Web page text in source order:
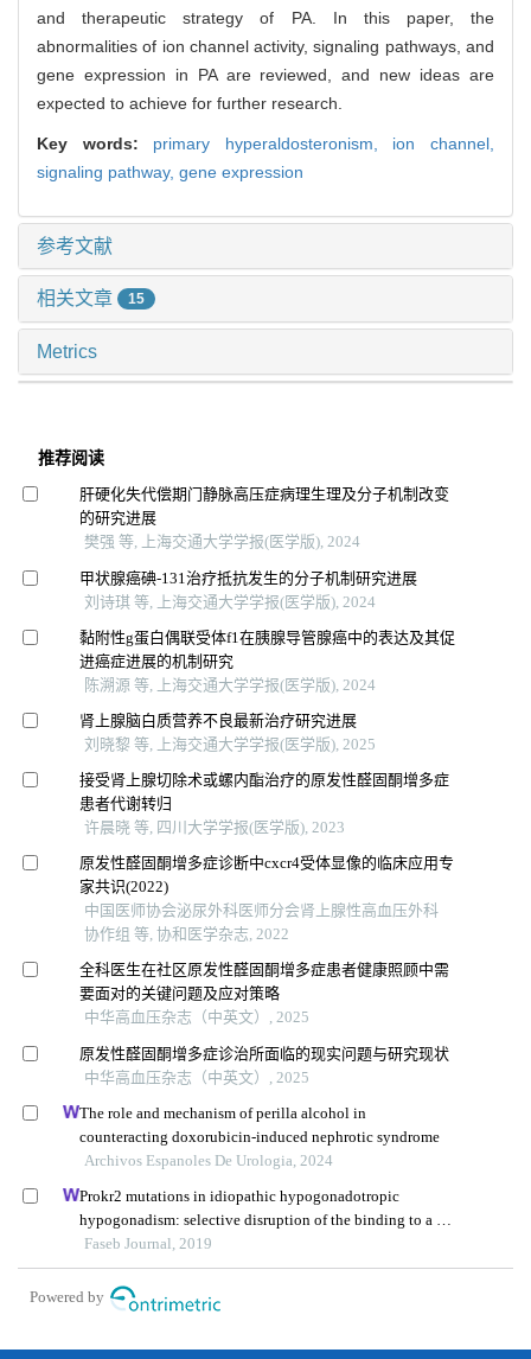
and therapeutic strategy of PA. In this paper, the
abnormalities of ion channel activity, signaling pathways, and
gene expression in PA are reviewed, and new ideas are
expected to achieve for further research.
Key words: primary hyperaldosteronism, ion channel,
signaling pathway, gene expression
参考文献
相关文章 15
Metrics
推荐阅读
肝硬化失代偿期门静脉高压症病理生理及分子机制改变
的研究进展
樊强 等, 上海交通大学学报(医学版), 2024
甲状腺癌碘-131治疗抵抗发生的分子机制研究进展
刘诗琪 等, 上海交通大学学报(医学版), 2024
黏附性g蛋白偶联受体f1在胰腺导管腺癌中的表达及其促
进癌症进展的机制研究
陈溯源 等, 上海交通大学学报(医学版), 2024
肾上腺脑白质营养不良最新治疗研究进展
刘晓黎 等, 上海交通大学学报(医学版), 2025
接受肾上腺切除术或螺内酯治疗的原发性醛固酮增多症
患者代谢转归
许晨晓 等, 四川大学学报(医学版), 2023
原发性醛固酮增多症诊断中cxcr4受体显像的临床应用专
家共识(2022)
中国医师协会泌尿外科医师分会肾上腺性高血压外科
协作组 等, 协和医学杂志, 2022
全科医生在社区原发性醛固酮增多症患者健康照顾中需
要面对的关键问题及应对策略
中华高血压杂志（中英文）, 2025
原发性醛固酮增多症诊治所面临的现实问题与研究现状
中华高血压杂志（中英文）, 2025
The role and mechanism of perilla alcohol in
counteracting doxorubicin-induced nephrotic syndrome
Archivos Espanoles De Urologia, 2024
Prokr2 mutations in idiopathic hypogonadotropic
hypogonadism: selective disruption of the binding to a g-
protein leads to biased signaling
Faseb Journal, 2019
Powered by